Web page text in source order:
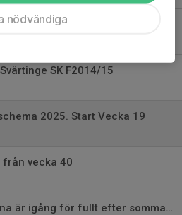
NYTT ÅR ÖNSKAR F2014/15
SK F2014/15
2025. Start Vecka 19
vecka 40
Fotbollsträningarna är igång för fullt efter sommarlovet
nödvändiga